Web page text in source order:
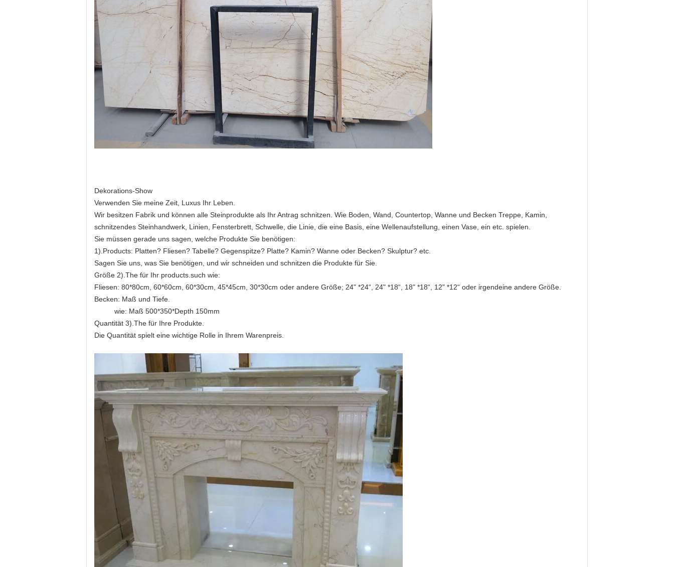
Dekorations-Show
Verwenden Sie meine Zeit, Luxus Ihr Leben.
Wir besitzen Fabrik und können alle Steinprodukte als Ihr Antrag schnitzen. Wie Boden, Wand, Countertop, Wanne und Becken Treppe, Kamin,
schnitzendes Steinhandwerk, Linien, Fensterbrett, Schwelle, die Linie, die eine Basis, eine Wellenaufstellung, einen Vase, ein etc. spielen.
Sie müssen gerade uns sagen, welche Produkte Sie benötigen:
1).Products: Platten? Fliesen? Tabelle? Gegenspitze? Platte? Kamin? Wanne oder Becken? Skulptur? etc.
Sagen Sie uns, was Sie benötigen, und wir schneiden und schnitzen die Produkte für Sie.
Größe 2).The für Ihr products.such wie:
Fliesen: 80*80cm, 60*60cm, 60*30cm, 45*45cm, 30*30cm oder andere Größe; 24" *24“, 24" *18“, 18" *18“, 12" *12“ oder irgendeine andere Größe.
Becken: Maß und Tiefe.
wie: Maß 500*350*Depth 150mm
Quantität 3).The für Ihre Produkte.
Die Quantität spielt eine wichtige Rolle in Ihrem Warenpreis.